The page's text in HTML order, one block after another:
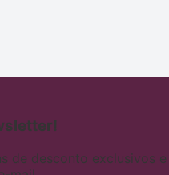
de desconto exclusivos e